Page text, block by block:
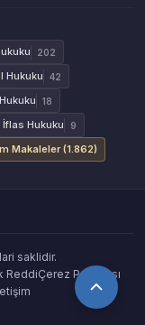
202
Hukuku 42
18
İflas Hukuku 9
Makaleler (1.862)
saklidir.
ReddiÇerez Politikası